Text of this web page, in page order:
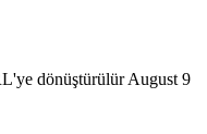
dönüştürülür August 9